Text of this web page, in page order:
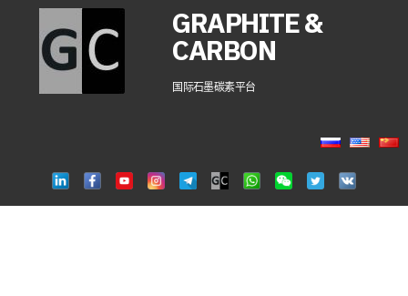
GRAPHITE &
CARBON
国际石墨碳素平台